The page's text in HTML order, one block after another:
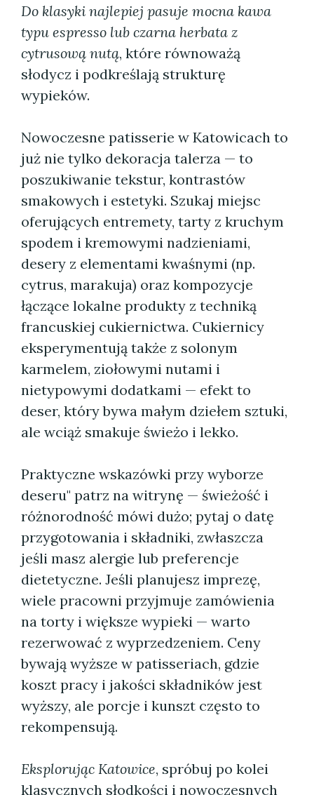
Do klasyki najlepiej pasuje mocna kawa
typu espresso lub czarna herbata z
cytrusową nutą, które równoważą
słodycz i podkreślają strukturę
wypieków.
Nowoczesne patisserie w Katowicach to
już nie tylko dekoracja talerza — to
poszukiwanie tekstur, kontrastów
smakowych i estetyki. Szukaj miejsc
oferujących entremety, tarty z kruchym
spodem i kremowymi nadzieniami,
desery z elementami kwaśnymi (np.
cytrus, marakuja) oraz kompozycje
łączące lokalne produkty z techniką
francuskiej cukiernictwa. Cukiernicy
eksperymentują także z solonym
karmelem, ziołowymi nutami i
nietypowymi dodatkami — efekt to
deser, który bywa małym dziełem sztuki,
ale wciąż smakuje świeżo i lekko.
Praktyczne wskazówki przy wyborze
deseru" patrz na witrynę — świeżość i
różnorodność mówi dużo; pytaj o datę
przygotowania i składniki, zwłaszcza
jeśli masz alergie lub preferencje
dietetyczne. Jeśli planujesz imprezę,
wiele pracowni przyjmuje zamówienia
na torty i większe wypieki — warto
rezerwować z wyprzedzeniem. Ceny
bywają wyższe w patisseriach, gdzie
koszt pracy i jakości składników jest
wyższy, ale porcje i kunszt często to
rekompensują.
Eksplorując Katowice, spróbuj po kolei
klasycznych słodkości i nowoczesnych